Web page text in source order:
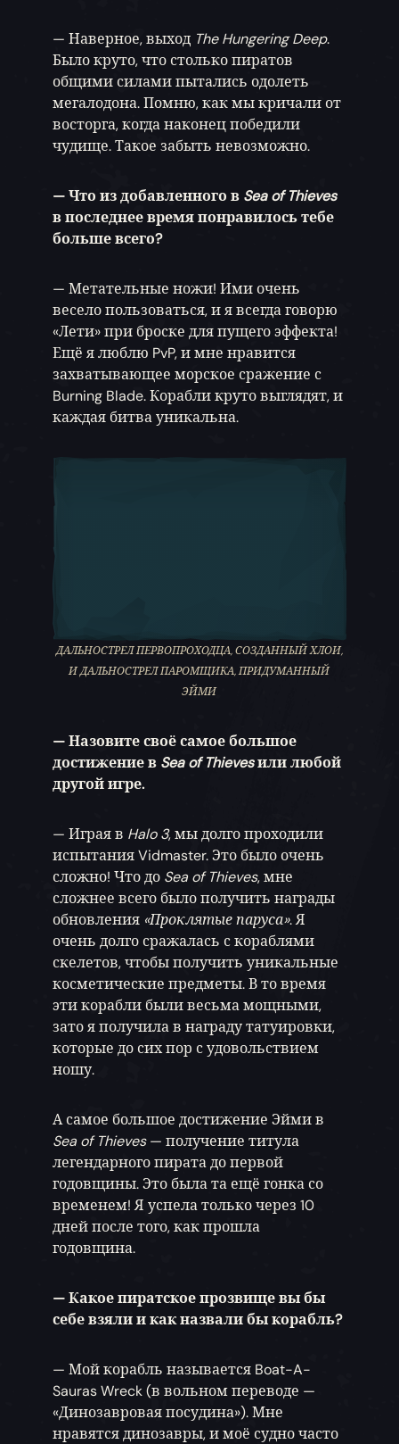
— Наверное, выход The Hungering Deep.
Было круто, что столько пиратов
общими силами пытались одолеть
мегалодона. Помню, как мы кричали от
восторга, когда наконец победили
чудище. Такое забыть невозможно.
— Что из добавленного в Sea of Thieves
в последнее время понравилось тебе
больше всего?
— Метательные ножи! Ими очень
весело пользоваться, и я всегда говорю
«Лети» при броске для пущего эффекта!
Ещё я люблю PvP, и мне нравится
захватывающее морское сражение с
Burning Blade. Корабли круто выглядят, и
каждая битва уникальна.
ДАЛЬНОСТРЕЛ ПЕРВОПРОХОДЦА, СОЗДАННЫЙ ХЛОИ,
И ДАЛЬНОСТРЕЛ ПАРОМЩИКА, ПРИДУМАННЫЙ
ЭЙМИ
— Назовите своё самое большое
достижение в Sea of Thievesили любой
другой игре.
— Играя в Halo 3, мы долго проходили
испытания Vidmaster. Это было очень
сложно! Что до Sea of Thieves, мне
сложнее всего было получить награды
обновления «Проклятые паруса». Я
очень долго сражалась с кораблями
скелетов, чтобы получить уникальные
косметические предметы. В то время
эти корабли были весьма мощными,
зато я получила в награду татуировки,
которые до сих пор с удовольствием
ношу.
А самое большое достижение Эйми в
Sea of Thieves— получение титула
легендарного пирата до первой
годовщины. Это была та ещё гонка со
временем! Я успела только через 10
дней после того, как прошла
годовщина.
— Какое пиратское прозвище вы бы
себе взяли и как назвали бы корабль?
— Мой корабль называется Boat-A-
Sauras Wreck (в вольном переводе —
«Динозавровая посудина»). Мне
нравятся динозавры, и моё судно часто